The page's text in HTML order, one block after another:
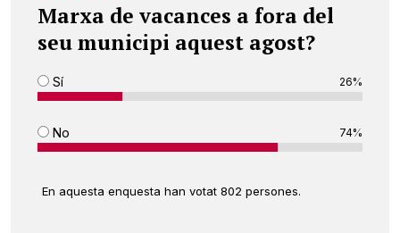
Marxa de vacances a fora del
seu municipi aquest agost?
Sí 26%
No 74%
En aquesta enquesta han votat 802 persones.